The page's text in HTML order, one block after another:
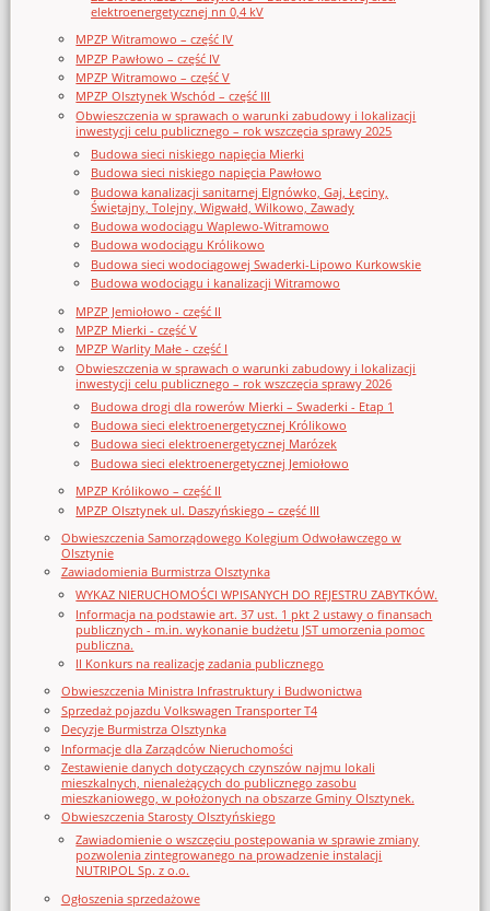
elektroenergetycznej nn 0,4 kV
MPZP Witramowo – część IV
MPZP Pawłowo – część IV
MPZP Witramowo – część V
MPZP Olsztynek Wschód – część III
Obwieszczenia w sprawach o warunki zabudowy i lokalizacji
inwestycji celu publicznego – rok wszczęcia sprawy 2025
Budowa sieci niskiego napięcia Mierki
Budowa sieci niskiego napięcia Pawłowo
Budowa kanalizacji sanitarnej Elgnówko, Gaj, Łęciny,
Świętajny, Tolejny, Wigwałd, Wilkowo, Zawady
Budowa wodociągu Waplewo-Witramowo
Budowa wodociągu Królikowo
Budowa sieci wodociągowej Swaderki-Lipowo Kurkowskie
Budowa wodociągu i kanalizacji Witramowo
MPZP Jemiołowo - część II
MPZP Mierki - część V
MPZP Warlity Małe - część I
Obwieszczenia w sprawach o warunki zabudowy i lokalizacji
inwestycji celu publicznego – rok wszczęcia sprawy 2026
Budowa drogi dla rowerów Mierki – Swaderki - Etap 1
Budowa sieci elektroenergetycznej Królikowo
Budowa sieci elektroenergetycznej Marózek
Budowa sieci elektroenergetycznej Jemiołowo
MPZP Królikowo – część II
MPZP Olsztynek ul. Daszyńskiego – część III
Obwieszczenia Samorządowego Kolegium Odwoławczego w
Olsztynie
Zawiadomienia Burmistrza Olsztynka
WYKAZ NIERUCHOMOŚCI WPISANYCH DO REJESTRU ZABYTKÓW.
Informacja na podstawie art. 37 ust. 1 pkt 2 ustawy o finansach
publicznych - m.in. wykonanie budżetu JST umorzenia pomoc
publiczna.
II Konkurs na realizację zadania publicznego
Obwieszczenia Ministra Infrastruktury i Budwonictwa
Sprzedaż pojazdu Volkswagen Transporter T4
Decyzje Burmistrza Olsztynka
Informacje dla Zarządców Nieruchomości
Zestawienie danych dotyczących czynszów najmu lokali
mieszkalnych, nienależących do publicznego zasobu
mieszkaniowego, w położonych na obszarze Gminy Olsztynek.
Obwieszczenia Starosty Olsztyńskiego
Zawiadomienie o wszczęciu postępowania w sprawie zmiany
pozwolenia zintegrowanego na prowadzenie instalacji
NUTRIPOL Sp. z o.o.
Ogłoszenia sprzedażowe